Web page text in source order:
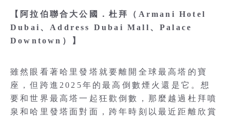
【阿拉伯聯合大公國．杜拜（Armani Hotel
Dubai、Address Dubai Mall、Palace
Downtown）】
雖然眼看著哈里發塔就要離開全球最高塔的寶
座，但跨進2025年的最高倒數煙火還是它。想
要和世界最高塔一起狂歡倒數，那麼越過杜拜噴
泉和哈里發塔面對面，跨年時刻以最近距離欣賞